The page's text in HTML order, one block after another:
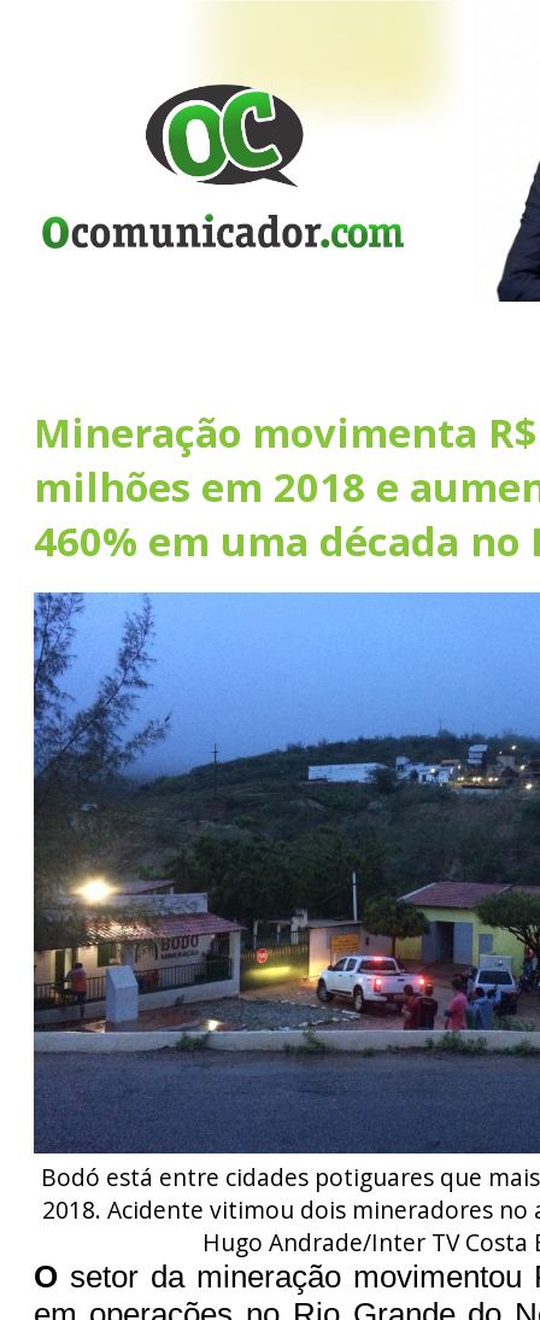
Mineração movimenta
milhões em 2018 e
460% em uma década no
Bodó está entre cidades potiguares que
2018. Acidente vitimou dois mineradores
Hugo Andrade/Inter TV Costa
O setor da mineração movimentou